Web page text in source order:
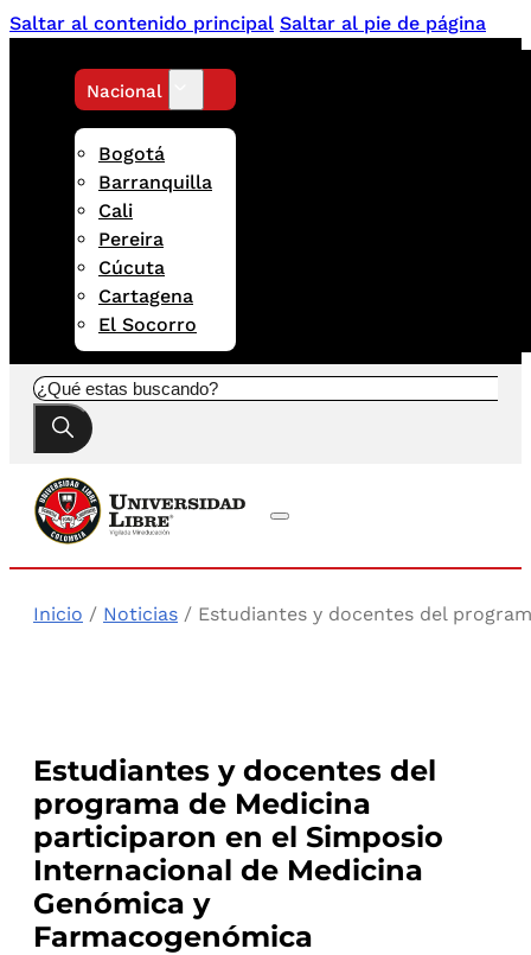
Saltar al contenido principal Saltar al pie de página
Nacional
Bogotá
Barranquilla
Cali
Pereira
Cúcuta
Cartagena
El Socorro
Buscar
Inicio / Noticias / Estudiantes y docentes del
Estudiantes y docentes del
programa de Medicina
participaron en el Simposio
Internacional de Medicina
Genómica y
Farmacogenómica